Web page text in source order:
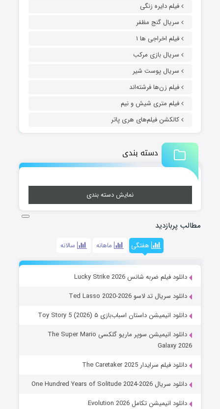
فیلم دایره زنگی
سریال گنج مظفر
فیلم اخراجی ها ۱
سریال بازی مرکب
سریال پوست شیر
فیلم زن‌ها فرشته‌اند
فیلم متری شیش و نیم
کالکشن فیلم‌های هری پاتر
دسته بندی
نمایش دسته بندی
مطالب پربازدید
هفتگی ماهانه سالانه
دانلود فیلم ضربه شانس Lucky Strike 2026
دانلود سریال تد لاسو Ted Lasso 2020-2026
دانلود انیمیشن داستان اسباب‌بازی ۵ Toy Story 5 (2026)
دانلود انیمیشن سوپر ماریو گلکسی The Super Mario
Galaxy 2026
دانلود فیلم سرایدار The Caretaker 2025
دانلود سریال One Hundred Years of Solitude 2024-2026
دانلود انیمیشن تکامل Evolution 2026